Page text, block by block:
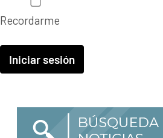
Recordarme